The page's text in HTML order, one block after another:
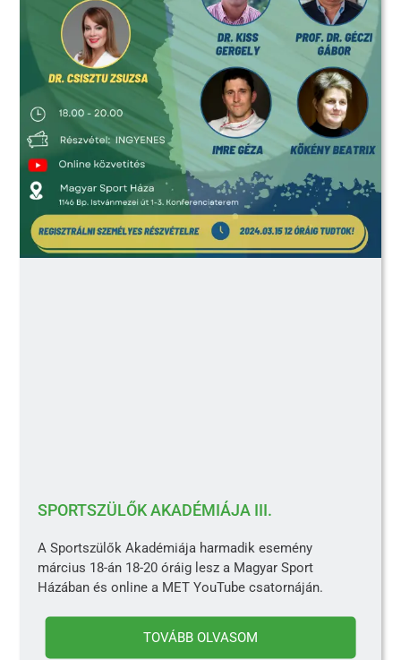
SPORTSZÜLŐK AKADÉMIÁJA III.
A Sportszülők Akadémiája harmadik esemény
március 18-án 18-20 óráig lesz a Magyar Sport
Házában és online a MET YouTube csatornáján.
TOVÁBB OLVASOM